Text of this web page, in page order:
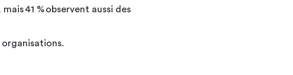
41 % observent aussi des
organisations.